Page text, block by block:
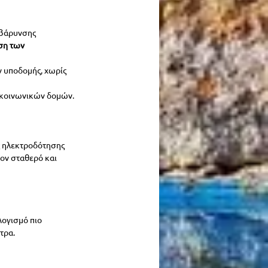
των
υποδομής, χωρίς
δομών.
σταθερό και
πιο